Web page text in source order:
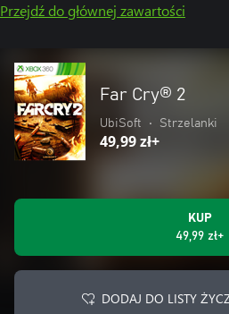
Przejdź do głównej zawartości
Far Cry® 2
UbiSoft • Strzelanki
49,99 zł+
KUP
49,99 zł+
DODAJ DO LISTY